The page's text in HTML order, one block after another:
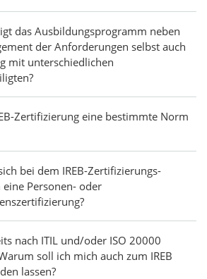
das Ausbildungsprogramm neben
der Anforderungen selbst auch
mit unterschiedlichen
Zertifizierung eine bestimmte Norm
bei dem IREB-Zertifizierungs-
eine Personen- oder
nach ITIL und/oder ISO 20000
soll ich mich auch zum IREB
lassen?